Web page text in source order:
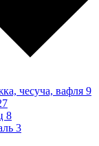
чесуча, вафля 9
8
3